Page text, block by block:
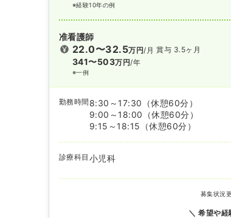
※経験10年の例
准看護師
22.0〜32.5万円/月
341〜503万円/年
※一例
賞与 3.5ヶ月
勤務時間 8:30～17:30
（休憩60分）
9:00～18:00
（休憩60分）
9:15～18:15
（休憩60分）
診療科目 小児科
募集状況
希望や経